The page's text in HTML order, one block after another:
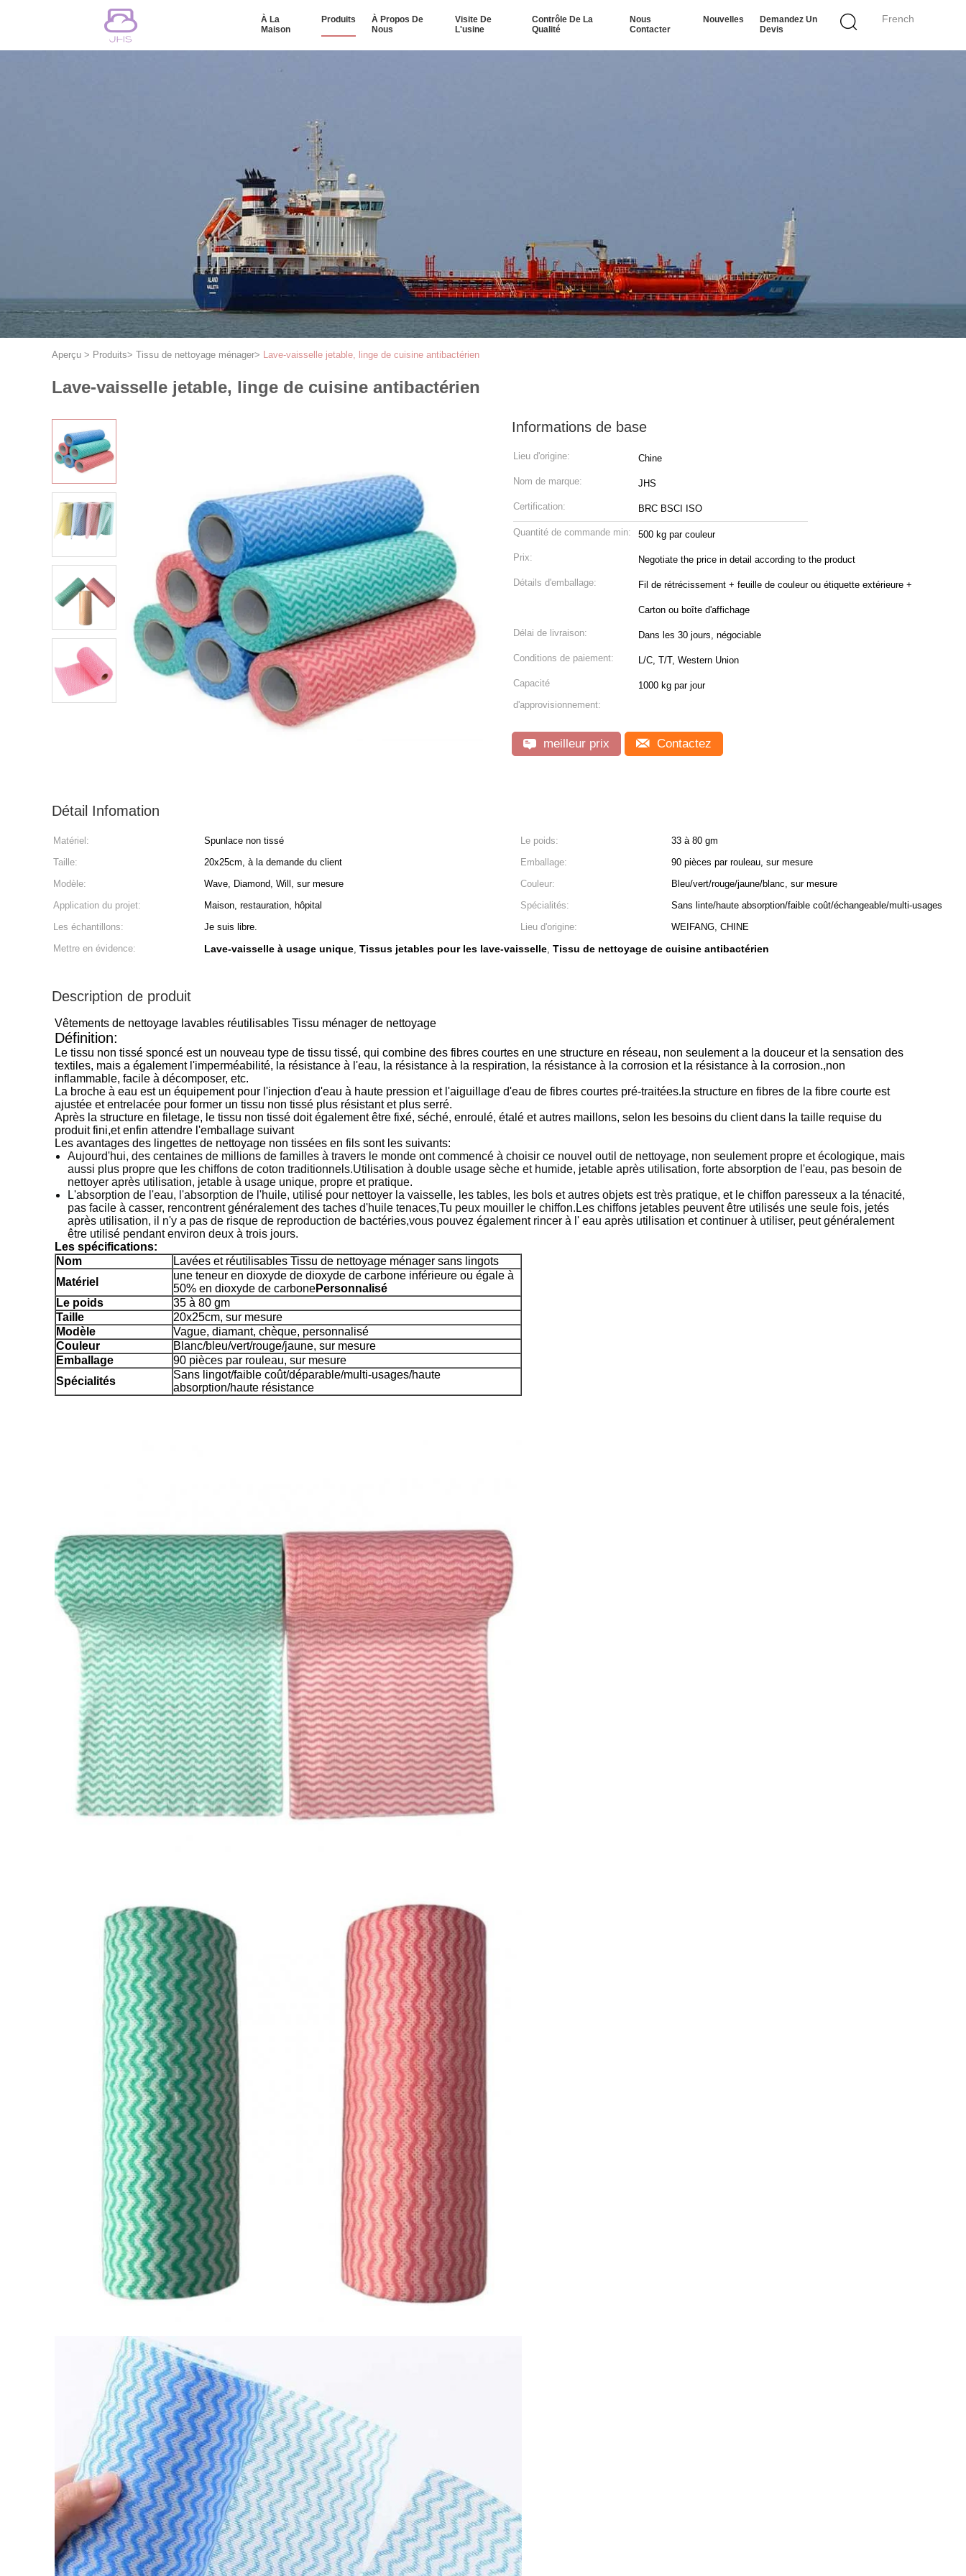
French
À La
Maison
Produits
À Propos De
Nous
Visite De
L'usine
Contrôle De La
Qualité
Nous
Contacter
Nouvelles
Demandez Un
Devis
Aperçu > Produits> Tissu de nettoyage ménager> Lave-vaisselle jetable, linge de cuisine antibactérien
Lave-vaisselle jetable, linge de cuisine antibactérien
Informations de base
Lieu d'origine: Chine
Nom de marque: JHS
Certification: BRC BSCI ISO
Quantité de commande min: 500 kg par couleur
Prix: Negotiate the price in detail according to the product
Détails d'emballage: Fil de rétrécissement + feuille de couleur ou étiquette extérieure +
Carton ou boîte d'affichage
Délai de livraison: Dans les 30 jours, négociable
Conditions de paiement: L/C, T/T, Western Union
Capacité
d'approvisionnement:
1000 kg par jour
meilleur prix Contactez
Détail Infomation
Matériel: Spunlace non tissé Le poids:
33 à 80 gm
Taille:
20x25cm, à la demande du client Emballage:
90 pièces par rouleau, sur mesure
Modèle:
Wave, Diamond, Will, sur mesure Couleur:
Bleu/vert/rouge/jaune/blanc, sur mesure
Application du projet:
Maison, restauration, hôpital Spécialités:
Sans linte/haute absorption/faible coût/échangeable/multi-usages
Les échantillons:
Je suis libre. Lieu d'origine:
WEIFANG, CHINE
Mettre en évidence:
Lave-vaisselle à usage unique, Tissus jetables pour les lave-vaisselle, Tissu de nettoyage de cuisine antibactérien
Description de produit
Vêtements de nettoyage lavables réutilisables Tissu ménager de nettoyage
Définition:
Le tissu non tissé sponcé est un nouveau type de tissu tissé, qui combine des fibres courtes en une structure en réseau, non seulement a la douceur et la sensation des
textiles, mais a également l'imperméabilité, la résistance à l'eau, la résistance à la respiration, la résistance à la corrosion et la résistance à la corrosion.,non
inflammable, facile à décomposer, etc.
La broche à eau est un équipement pour l'injection d'eau à haute pression et l'aiguillage d'eau de fibres courtes pré-traitées.la structure en fibres de la fibre courte est
ajustée et entrelacée pour former un tissu non tissé plus résistant et plus serré.
Après la structure en filetage, le tissu non tissé doit également être fixé, séché, enroulé, étalé et autres maillons, selon les besoins du client dans la taille requise du
produit fini,et enfin attendre l'emballage suivant
Les avantages des lingettes de nettoyage non tissées en fils sont les suivants:
Aujourd'hui, des centaines de millions de familles à travers le monde ont commencé à choisir ce nouvel outil de nettoyage, non seulement propre et écologique, mais
aussi plus propre que les chiffons de coton traditionnels.Utilisation à double usage sèche et humide, jetable après utilisation, forte absorption de l'eau, pas besoin de
nettoyer après utilisation, jetable à usage unique, propre et pratique.
L'absorption de l'eau, l'absorption de l'huile, utilisé pour nettoyer la vaisselle, les tables, les bols et autres objets est très pratique, et le chiffon paresseux a la ténacité,
pas facile à casser, rencontrent généralement des taches d'huile tenaces,Tu peux mouiller le chiffon.Les chiffons jetables peuvent être utilisés une seule fois, jetés
après utilisation, il n'y a pas de risque de reproduction de bactéries,vous pouvez également rincer à l' eau après utilisation et continuer à utiliser, peut généralement
être utilisé pendant environ deux à trois jours.
Les spécifications:
Nom
Lavées et réutilisables Tissu de nettoyage ménager sans lingots
Matériel
une teneur en dioxyde de dioxyde de carbone inférieure ou égale à
50% en dioxyde de carbonePersonnalisé
Le poids
35 à 80 gm
Taille
20x25cm, sur mesure
Modèle
Vague, diamant, chèque, personnalisé
Couleur
Blanc/bleu/vert/rouge/jaune, sur mesure
Emballage
90 pièces par rouleau, sur mesure
Spécialités
Sans lingot/faible coût/déparable/multi-usages/haute
absorption/haute résistance